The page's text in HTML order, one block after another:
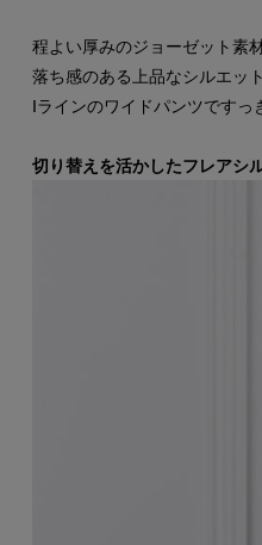
程よい厚みのジョーゼット素
落ち感のある上品なシルエッ
Iラインのワイドパンツですっ
切り替えを活かしたフレアシ